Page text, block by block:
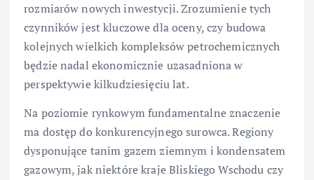
rozmiarów nowych inwestycji. Zrozumienie tych
czynników jest kluczowe dla oceny, czy budowa
kolejnych wielkich kompleksów petrochemicznych
będzie nadal ekonomicznie uzasadniona w
perspektywie kilkudziesięciu lat.
Na poziomie rynkowym fundamentalne znaczenie
ma dostęp do konkurencyjnego surowca. Regiony
dysponujące tanim gazem ziemnym i kondensatem
gazowym, jak niektóre kraje Bliskiego Wschodu czy